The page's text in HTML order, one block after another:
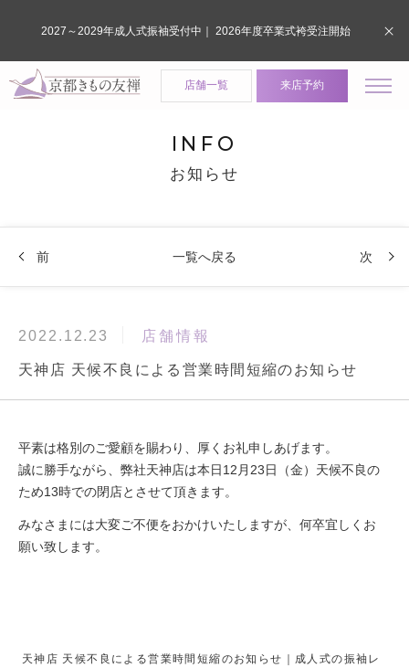
店舗一覧 来店予約
INFO
お知らせ
前 一覧へ戻る 次
2022.12.23 店舗情報
天神店 天候不良による営業時間短縮のお知らせ
平素は格別のご愛顧を賜わり、厚くお礼申しあげます。
誠に勝手ながら、弊社天神店は本日12月23日（金）天候不良の
ため13時での閉店とさせて頂きます。
みなさまには大変ご不便をおかけいたしますが、何卒宜しくお
願い致します。
天神店 天候不良による営業時間短縮のお知らせ｜成人式の振袖レ
2027～2029年成人式振袖受付中｜ 2026年度卒業式袴受注開始